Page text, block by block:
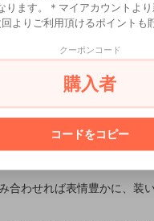
した、職人仕立てのシルバー
然に際立つようバランスを
が変わることもこの作品の
合わせれば表情豊かに、装
ります。＊マイアカウントよ
回よりご利用頂けるポイントも
クーポンコード
購入者
コードをコピー